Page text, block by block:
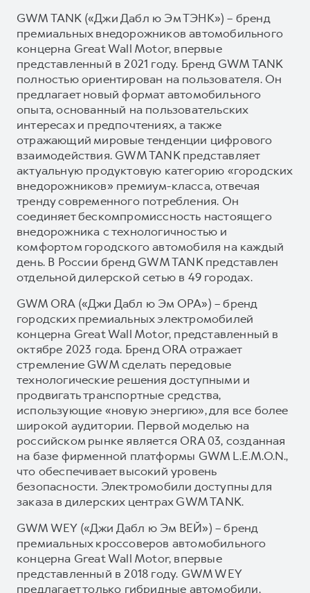
GWM TANK («Джи Дабл ю Эм ТЭНК») – бренд
премиальных внедорожников автомобильного
концерна Great Wall Motor, впервые
представленный в 2021 году. Бренд GWM TANK
полностью ориентирован на пользователя. Он
предлагает новый формат автомобильного
опыта, основанный на пользовательских
интересах и предпочтениях, а также
отражающий мировые тенденции цифрового
взаимодействия. GWM TANK представляет
актуальную продуктовую категорию «городских
внедорожников» премиум-класса, отвечая
тренду современного потребления. Он
соединяет бескомпромиссность настоящего
внедорожника с технологичностью и
комфортом городского автомобиля на каждый
день. В России бренд GWM TANK представлен
отдельной дилерской сетью в 49 городах.
GWM ORA («Джи Дабл ю Эм ОРА») – бренд
городских премиальных электромобилей
концерна Great Wall Motor, представленный в
октябре 2023 года. Бренд ORA отражает
стремление GWM сделать передовые
технологические решения доступными и
продвигать транспортные средства,
использующие «новую энергию», для все более
широкой аудитории. Первой моделью на
российском рынке является ORA 03, созданная
на базе фирменной платформы GWM L.E.M.O.N.,
что обеспечивает высокий уровень
безопасности. Электромобили доступны для
заказа в дилерских центрах GWM TANK.
GWM WEY («Джи Дабл ю Эм ВЕЙ») – бренд
премиальных кроссоверов автомобильного
концерна Great Wall Motor, впервые
представленный в 2018 году. GWM WEY
предлагает только гибридные автомобили,